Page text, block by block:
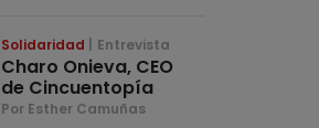
Solidaridad Entrevista
Charo Onieva, CEO
de Cincuentopía
Por Esther Camuñas